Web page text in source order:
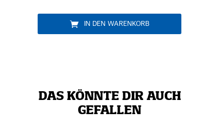
IN DEN WARENKORB
DAS KÖNNTE DIR AUCH
GEFALLEN